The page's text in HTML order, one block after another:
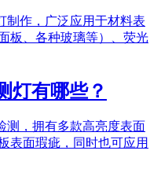
制作，广泛应用于材料表
板、各种玻璃等）、荧光
灯有哪些？
测，拥有多款高亮度表面
表面瑕疵，同时也可应用